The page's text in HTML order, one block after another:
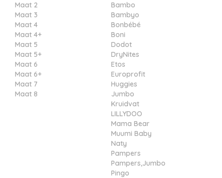
Maat 2
Maat 3
Maat 4
Maat 4+
Maat 5
Maat 5+
Maat 6
Maat 6+
Maat 7
Maat 8
Bambo
Bambyo
Bonbébé
Boni
Dodot
DryNites
Etos
Europrofit
Huggies
Jumbo
Kruidvat
LILLYDOO
Mama Bear
Muumi Baby
Naty
Pampers
Pampers,Jumbo
Pingo